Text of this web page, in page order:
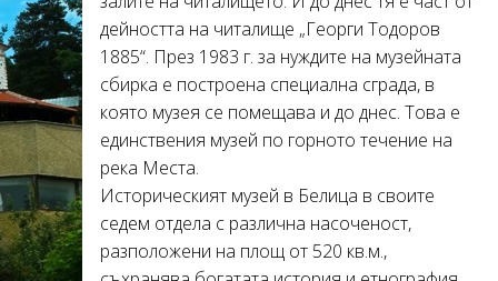
дейността на читалище „Георги Тодоров
1885“. През 1983 г. за нуждите на музейната
сбирка е построена специална сграда, в
която музея се помещава и до днес. Това е
единствения музей по горното течение на
река Места.
Историческият музей в Белица в своите
седем отдела с различна насоченост,
разположени на площ от 520 кв.м.,